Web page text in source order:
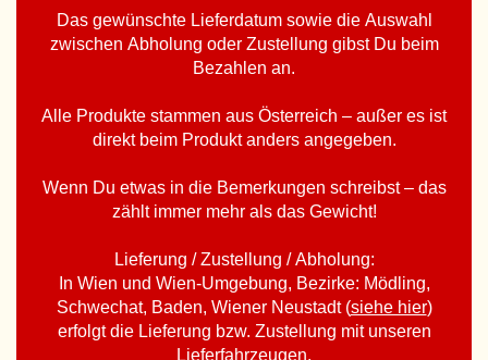
Das gewünschte Lieferdatum sowie die Auswahl
zwischen Abholung oder Zustellung gibst Du beim
Bezahlen an.
Alle Produkte stammen aus Österreich – außer es ist
direkt beim Produkt anders angegeben.
Wenn Du etwas in die Bemerkungen schreibst – das
zählt immer mehr als das Gewicht!
Lieferung / Zustellung / Abholung:
In Wien und Wien-Umgebung, Bezirke: Mödling,
Schwechat, Baden, Wiener Neustadt (siehe hier)
erfolgt die Lieferung bzw. Zustellung mit unseren
Lieferfahrzeugen.